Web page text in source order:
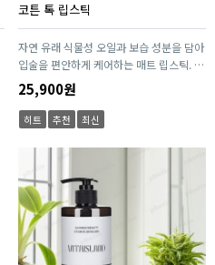
합니다. 또한 엄선된 원료와 철저한 품질관
리 시스템을 통해 제조되어 안심하고 꾸준
히 섭취할 수 있으며, 간 건강뿐만 아니라
활기찬 일상을 위한 건강 습관 형성에도 도
움을 줄 수 있습니다. 간 건강은 단기간이
아닌 꾸준한 관리가 중요합니다. JB 밀크
씨슬 Super는 매일 하루 한 포의 간편한
을 함께할 수 있도록 도와드립니다. "간이
을 위한 스마트한 간 건강 솔루션, JB 밀크
씨슬 Super와 함께 건강한 하루를 시작해
보십시오.
코튼 톡 립스틱
자연 유래 식물성 오일과 보습 성분을 담아
입술을 편안하게 케어하는 매트 립스틱. 가
볍고 부드러운 텍스처가 밀착되어 각질 부
각 없이 선명한 발색을 완성하며, 장시간
지속되는 컬러로 데일리부터 특별한 메이
크업까지 완벽하게 연출합니다. 10가지 트
렌디 컬러로 다양한 피부톤에 자연스럽게
25,900원
히트 추천 최신